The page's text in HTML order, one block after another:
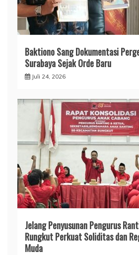
Baktiono Sang Dokumentasi
Surabaya Sejak Orde Baru
Juli 24, 2026
Jelang Penyusunan Pengurus
Rungkut Perkuat Soliditas dan
Muda